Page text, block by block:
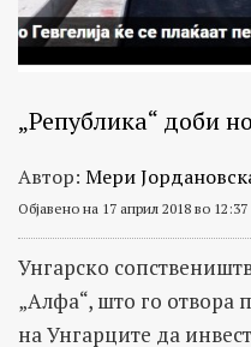
„Република“ доби
Автор: Мери
Објавено на 17 април 2018 во 12:37
Унгарско
„Алфа“, што го отвора
на Унгарците да